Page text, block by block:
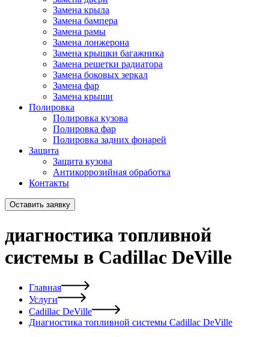
Замена крыла
Замена бампера
Замена рамы
Замена лонжерона
Замена крышки багажника
Замена решетки радиатора
Замена боковых зеркал
Замена фар
Замена крыши
Полировка
Полировка кузова
Полировка фар
Полировка задних фонарей
Защита
Защита кузова
Антикоррозийная обработка
Контакты
Оставить заявку
диагностика топливной
системы в Cadillac DeVille
Главная
Услуги
Cadillac DeVille
Диагностика топливной системы Cadillac DeVille